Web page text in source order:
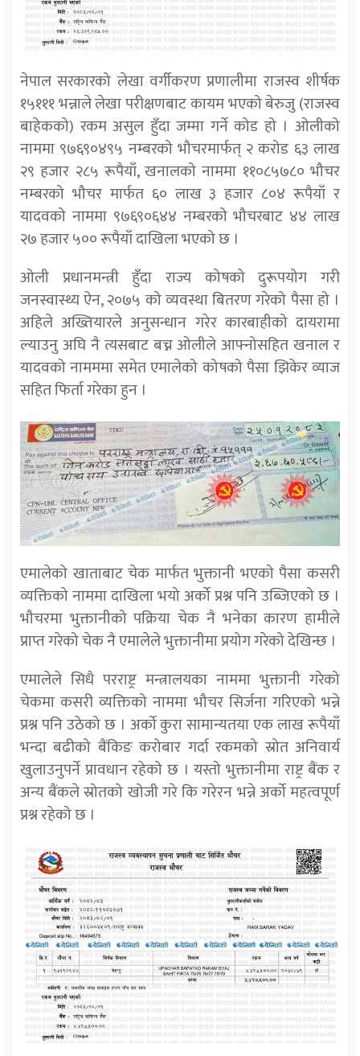
नेपाल सरकारको लेखा वर्गीकरण प्रणालीमा राजस्व शीर्षक
१५१११ भन्नाले लेखा परीक्षणबाट कायम भएको बेरुजु (राजस्व
बाहेकको) रकम असुल हुँदा जम्मा गर्ने कोड हो । ओलीको
नाममा ९७६९०४९५ नम्बरको भौचरमार्फत् २ करोड ६३ लाख
२९ हजार २८५ रूपैयाँ, खनालको नाममा ११०८५७८० भौचर
नम्बरको भौचर मार्फत ६० लाख ३ हजार ८०४ रूपैयाँ र
यादवको नाममा ९७६९०६४४ नम्बरको भौचरबाट ४४ लाख
२७ हजार ५०० रूपैयाँ दाखिला भएको छ ।
ओली प्रधानमन्त्री हुँदा राज्य कोषको दुरूपयोग गरी
जनस्वास्थ्य ऐन, २०७५ को व्यवस्था बितरण गरेको पैसा हो ।
अहिले अख्तियारले अनुसन्धान गरेर कारबाहीको दायरामा
ल्याउनु अघि नै त्यसबाट बच्न ओलीले आफ्नोसहित खनाल र
यादवको नामममा समेत एमालेको कोषको पैसा झिकेर व्याज
सहित फिर्ता गरेका हुन ।
एमालेको खाताबाट चेक मार्फत भुक्तानी भएको पैसा कसरी
व्यक्तिको नाममा दाखिला भयो अर्को प्रश्न पनि उब्जिएको छ ।
भौचरमा भुक्तानीको पक्रिया चेक नै भनेका कारण हामीले
प्राप्त गरेको चेक नै एमालेले भुक्तानीमा प्रयोग गरेको देखिन्छ ।
एमालेले सिधै परराष्ट्र मन्त्रालयका नाममा भुक्तानी गरेको
चेकमा कसरी व्यक्तिको नाममा भौचर सिर्जना गरिएको भन्ने
प्रश्न पनि उठेको छ । अर्को कुरा सामान्यतया एक लाख रूपैयाँ
भन्दा बढीको बैंकिङ करोबार गर्दा रकमको स्रोत अनिवार्य
खुलाउनुपर्ने प्रावधान रहेको छ । यस्तो भुक्तानीमा राष्ट्र बैंक र
अन्य बैंकले स्रोतको खोजी गरे कि गरेरन भन्ने अर्को महत्वपूर्ण
प्रश्न रहेको छ ।